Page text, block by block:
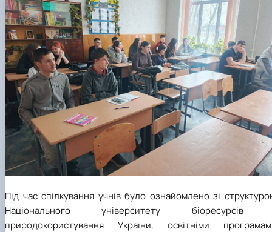
Під час спілкування учнів було ознайомлено зі
Національного університету біоресурсів
природокористування України, освітніми